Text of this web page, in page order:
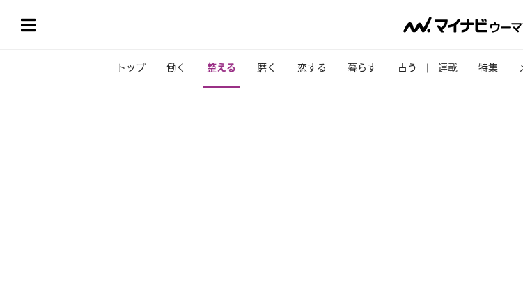
トップ 働く 整える 磨く 恋する 暮らす 占う 連載 特集